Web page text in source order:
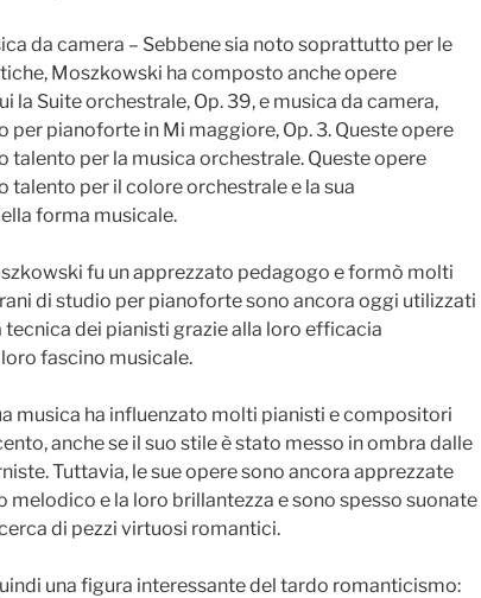
da camera – Sebbene sia noto soprattutto per le
Moszkowski ha composto anche opere
la Suite orchestrale, Op. 39, e musica da camera,
per pianoforte in Mi maggiore, Op. 3. Queste opere
talento per la musica orchestrale. Queste opere
talento per il colore orchestrale e la sua
forma musicale.
fu un apprezzato pedagogo e formò molti
di studio per pianoforte sono ancora oggi utilizzati
tecnica dei pianisti grazie alla loro efficacia
fascino musicale.
musica ha influenzato molti pianisti e compositori
anche se il suo stile è stato messo in ombra dalle
Tuttavia, le sue opere sono ancora apprezzate
melodico e la loro brillantezza e sono spesso suonate
di pezzi virtuosi romantici.
una figura interessante del tardo romanticismo: